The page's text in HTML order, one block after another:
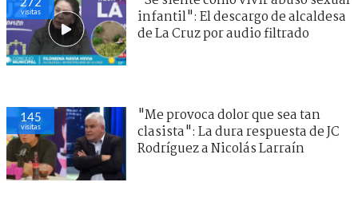
visitas
infantil": El descargo de alcaldesa
de La Cruz por audio filtrado
145
visitas
"Me provoca dolor que sea tan
clasista": La dura respuesta de JC
Rodríguez a Nicolás Larraín